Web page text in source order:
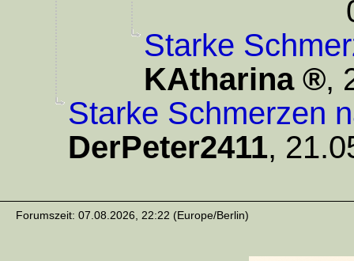
Starke
KAtharina
,
Starke Schmerzen
DerPeter2411,
Forumszeit: 07.08.2026, 22:22 (Europe/Berlin)